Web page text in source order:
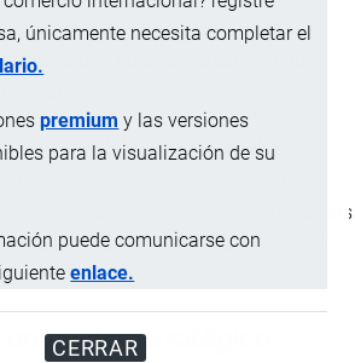
únicamente necesita completar el
premium y las versiones
para la visualización de su
puede comunicarse con
enlace.
CERRAR
al norte de Quito, las autoridades
de 15.000 botellas de cerveza que
legal.
por elServicio Nacional de
Vigilancia Aduanera, como parte de las
combatir el comercio ilícito en el
punto estratégico